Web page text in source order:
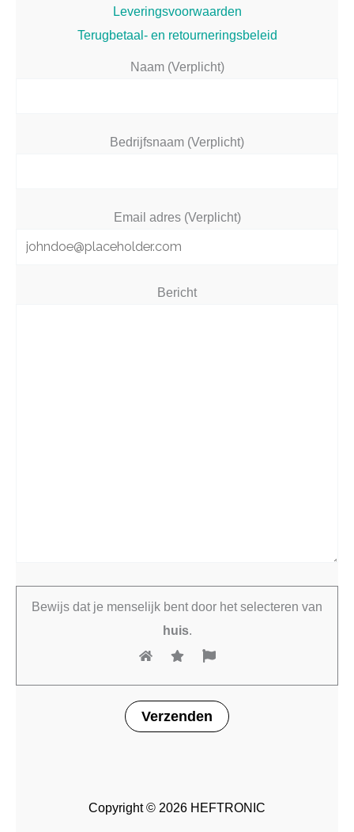
Leveringsvoorwaarden
Terugbetaal- en retourneringsbeleid
Naam (Verplicht)
Bedrijfsnaam (Verplicht)
Email adres (Verplicht)
Bericht
Bewijs dat je menselijk bent door het selecteren van
huis.
Copyright © 2026 HEFTRONIC